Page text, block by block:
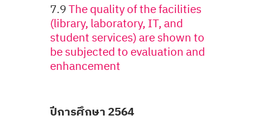
7.9The quality of the facilities
(library, laboratory, IT, and
student services) are shown to
be subjected to evaluation and
enhancement
ปีการศึกษา 2564